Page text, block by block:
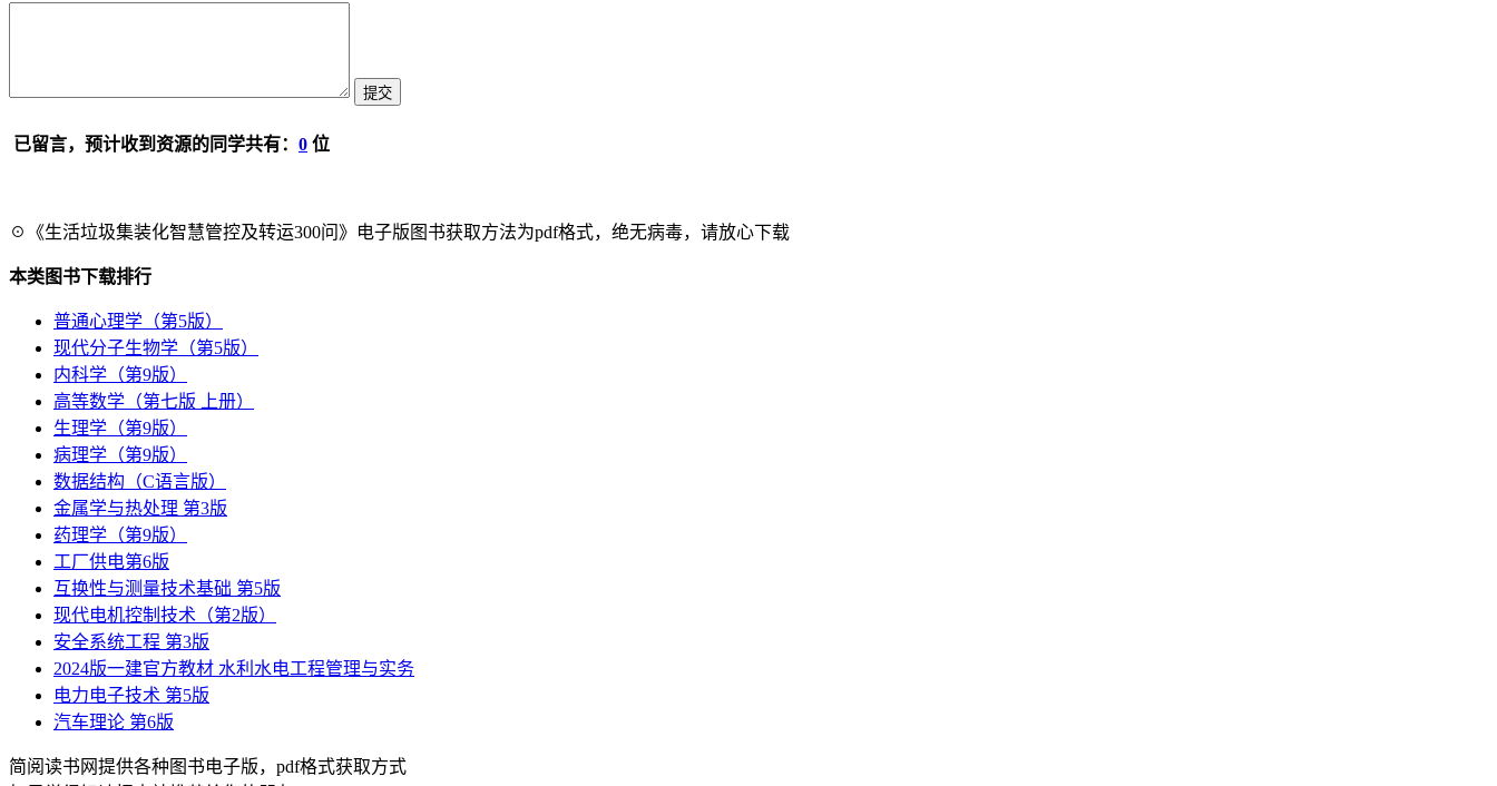
已留言，预计收到资源的同学共有： 0 位
☉《生活垃圾集装化智慧管控及转运300问》电子版图书获取方法为pdf格式，绝无病毒，请放心下载
本类图书下载排行
普通心理学（第5版）
现代分子生物学（第5版）
内科学（第9版）
高等数学（第七版 上册）
生理学（第9版）
病理学（第9版）
数据结构（C语言版）
金属学与热处理 第3版
药理学（第9版）
工厂供电第6版
互换性与测量技术基础 第5版
现代电机控制技术（第2版）
安全系统工程 第3版
2024版一建官方教材 水利水电工程管理与实务
电力电子技术 第5版
汽车理论 第6版
简阅读书网提供各种图书电子版，pdf格式获取方式